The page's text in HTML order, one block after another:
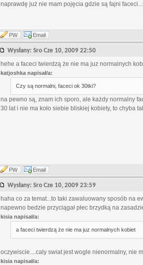
naprawdę już nie mam pojęcia gdzie są fajni
PW Email
Wysłany: Sro Cze 10, 2009 22:50
hehe a faceci twierdzą że nie ma juz normalnych
katjoshka napisał/a:
Czy są normalni, faceci ok 30tki?
na pewno są, znam ich sporo, ale każdy normalny
30 lat i nie ma koło siebie bliskiej kobiety, to chyba
PW Email
Wysłany: Sro Cze 10, 2009 23:59
haha co za temat...to taki zawaluowany sposób na
napewno bedzie przyciągał płec brzydką na
kisia napisał/a:
a faceci twierdzą że nie ma juz normalnych kobiet
oczywiscie....caly swiat jest wogle nienormalny, nie
kisia napisał/a: